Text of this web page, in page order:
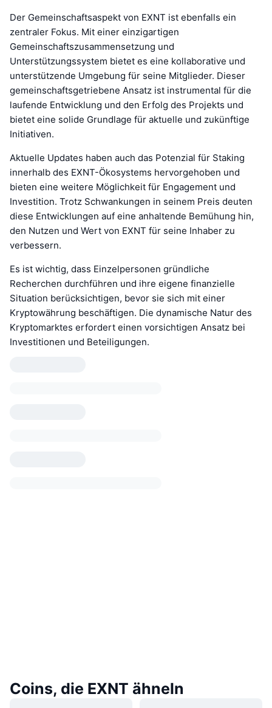
Der Gemeinschaftsaspekt von EXNT ist ebenfalls ein
zentraler Fokus. Mit einer einzigartigen
Gemeinschaftszusammensetzung und
Unterstützungssystem bietet es eine kollaborative und
unterstützende Umgebung für seine Mitglieder. Dieser
gemeinschaftsgetriebene Ansatz ist instrumental für die
laufende Entwicklung und den Erfolg des Projekts und
bietet eine solide Grundlage für aktuelle und zukünftige
Initiativen.
Aktuelle Updates haben auch das Potenzial für Staking
innerhalb des EXNT-Ökosystems hervorgehoben und
bieten eine weitere Möglichkeit für Engagement und
Investition. Trotz Schwankungen in seinem Preis deuten
diese Entwicklungen auf eine anhaltende Bemühung hin,
den Nutzen und Wert von EXNT für seine Inhaber zu
verbessern.
Es ist wichtig, dass Einzelpersonen gründliche
Recherchen durchführen und ihre eigene finanzielle
Situation berücksichtigen, bevor sie sich mit einer
Kryptowährung beschäftigen. Die dynamische Natur des
Kryptomarktes erfordert einen vorsichtigen Ansatz bei
Investitionen und Beteiligungen.
Coins, die EXNT ähneln